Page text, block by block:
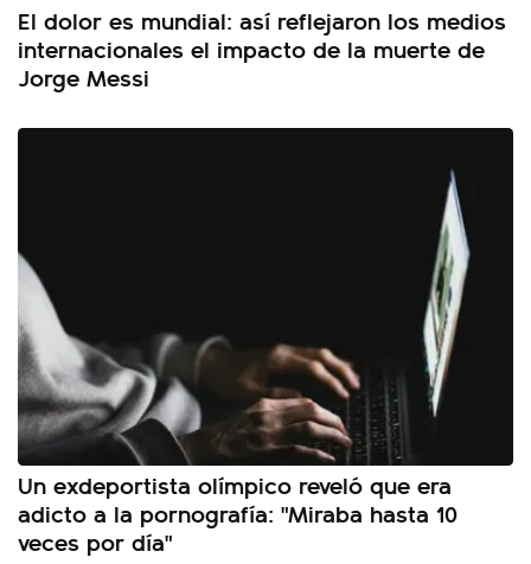
El dolor es mundial: así reflejaron los medios
internacionales el impacto de la muerte de
Jorge Messi
Un exdeportista olímpico reveló que era
adicto a la pornografía: "Miraba hasta 10
veces por día"